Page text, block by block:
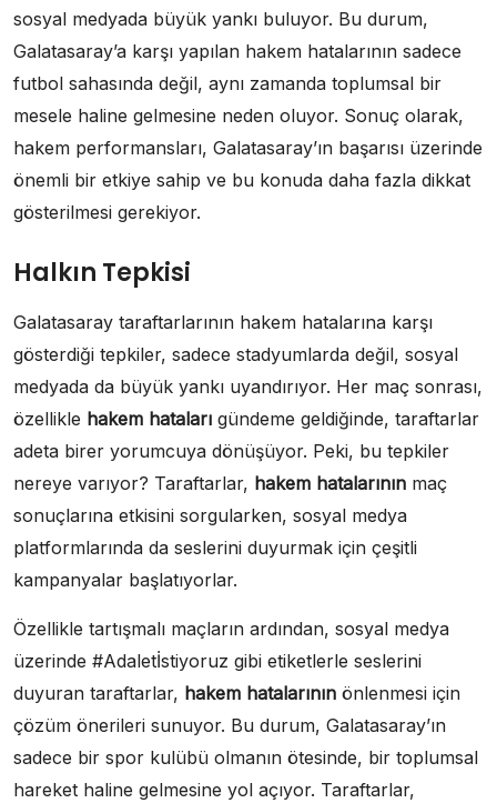
sosyal medyada büyük yankı buluyor. Bu durum,
Galatasaray’a karşı yapılan hakem hatalarının sadece
futbol sahasında değil, aynı zamanda toplumsal bir
mesele haline gelmesine neden oluyor. Sonuç olarak,
hakem performansları, Galatasaray’ın başarısı üzerinde
önemli bir etkiye sahip ve bu konuda daha fazla dikkat
gösterilmesi gerekiyor.
Halkın Tepkisi
Galatasaray taraftarlarının hakem hatalarına karşı
gösterdiği tepkiler, sadece stadyumlarda değil, sosyal
medyada da büyük yankı uyandırıyor. Her maç sonrası,
özellikle hakem hataları gündeme geldiğinde, taraftarlar
adeta birer yorumcuya dönüşüyor. Peki, bu tepkiler
nereye varıyor? Taraftarlar, hakem hatalarının maç
sonuçlarına etkisini sorgularken, sosyal medya
platformlarında da seslerini duyurmak için çeşitli
kampanyalar başlatıyorlar.
Özellikle tartışmalı maçların ardından, sosyal medya
üzerinde #Adaletİstiyoruz gibi etiketlerle seslerini
duyuran taraftarlar, hakem hatalarının önlenmesi için
çözüm önerileri sunuyor. Bu durum, Galatasaray’ın
sadece bir spor kulübü olmanın ötesinde, bir toplumsal
hareket haline gelmesine yol açıyor. Taraftarlar,